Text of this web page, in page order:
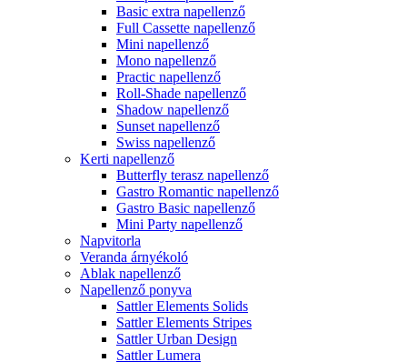
Basic extra napellenző
Full Cassette napellenző
Mini napellenző
Mono napellenző
Practic napellenző
Roll-Shade napellenző
Shadow napellenző
Sunset napellenző
Swiss napellenző
Kerti napellenző
Butterfly terasz napellenző
Gastro Romantic napellenző
Gastro Basic napellenző
Mini Party napellenző
Napvitorla
Veranda árnyékoló
Ablak napellenző
Napellenző ponyva
Sattler Elements Solids
Sattler Elements Stripes
Sattler Urban Design
Sattler Lumera